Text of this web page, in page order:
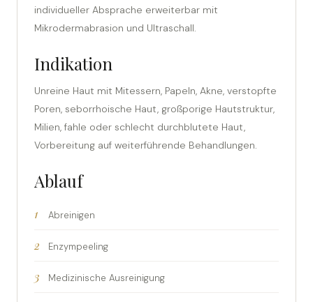
individueller Absprache erweiterbar mit
Mikrodermabrasion und Ultraschall.
Indikation
Unreine Haut mit Mitessern, Papeln, Akne, verstopfte
Poren, seborrhoische Haut, großporige Hautstruktur,
Milien, fahle oder schlecht durchblutete Haut,
Vorbereitung auf weiterführende Behandlungen.
Ablauf
Abreinigen
Enzympeeling
Medizinische Ausreinigung